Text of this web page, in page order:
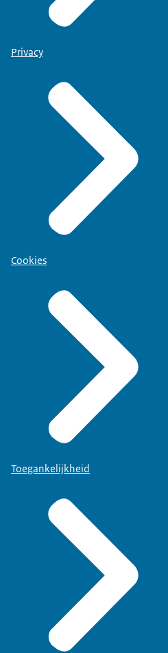
Privacy
Cookies
Toegankelijkheid